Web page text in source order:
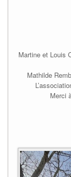
Martine et Louis
Mathilde
Merci